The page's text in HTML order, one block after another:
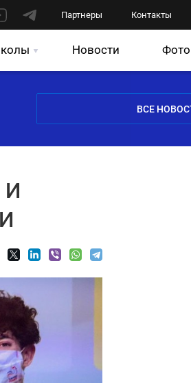
Партнеры Контакты
Новости
ВСЕ